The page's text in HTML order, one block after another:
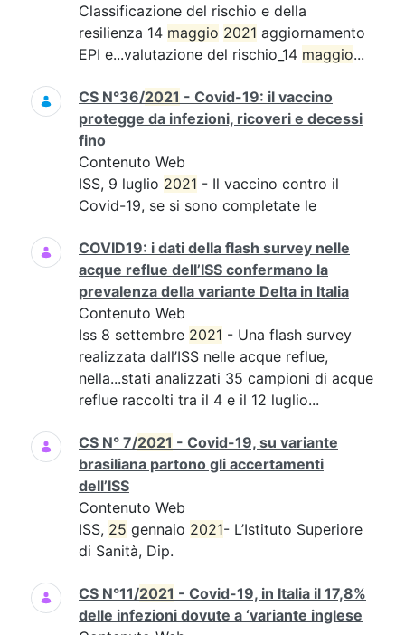
Classificazione del rischio e della
resilienza 14 maggio 2021 aggiornamento
EPI e...valutazione del rischio_14 maggio...
CS N°36/2021 - Covid-19: il vaccino
protegge da infezioni, ricoveri e decessi
fino
Contenuto Web
ISS, 9 luglio 2021 - Il vaccino contro il
Covid-19, se si sono completate le
COVID19: i dati della flash survey nelle
acque reflue dell’ISS confermano la
prevalenza della variante Delta in Italia
Contenuto Web
Iss 8 settembre 2021 - Una flash survey
realizzata dall’ISS nelle acque reflue,
nella...stati analizzati 35 campioni di acque
reflue raccolti tra il 4 e il 12 luglio...
CS N° 7/2021 - Covid-19, su variante
brasiliana partono gli accertamenti
dell’ISS
Contenuto Web
ISS, 25 gennaio 2021- L’Istituto Superiore
di Sanità, Dip.
CS N°11/2021 - Covid-19, in Italia il 17,8%
delle infezioni dovute a ‘variante inglese